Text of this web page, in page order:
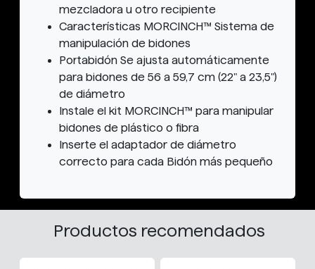
mezcladora u otro recipiente
Características MORCINCH™ Sistema de
manipulación de bidones
Portabidón Se ajusta automáticamente
para bidones de 56 a 59,7 cm (22" a 23,5")
de diámetro
Instale el kit MORCINCH™ para manipular
bidones de plástico o fibra
Inserte el adaptador de diámetro
correcto para cada Bidón más pequeño
Productos recomendados